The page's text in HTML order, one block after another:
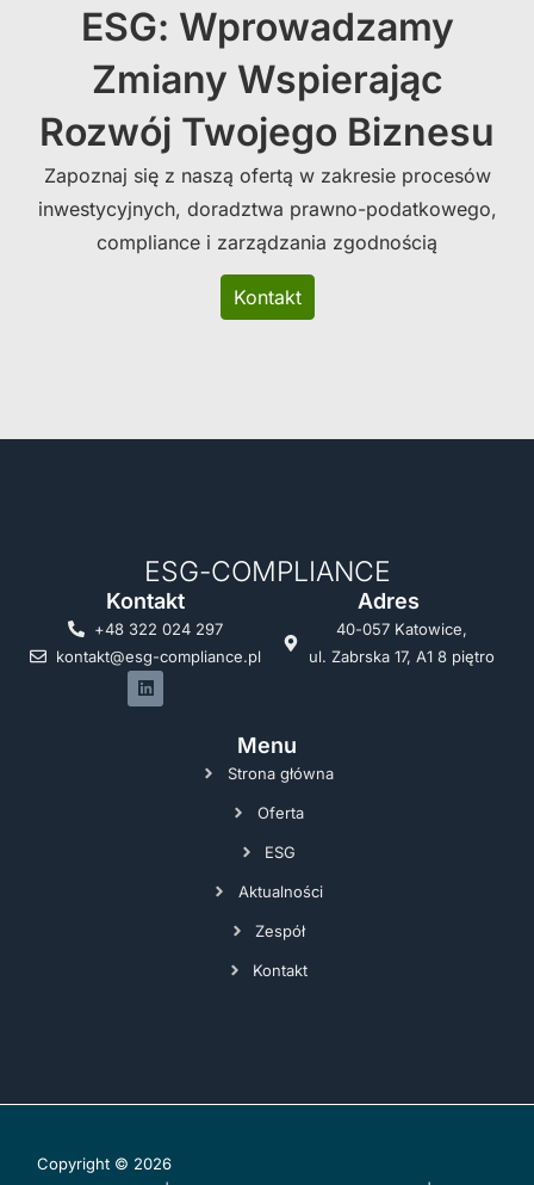
ESG: Wprowadzamy
Zmiany Wspierając
Rozwój Twojego Biznesu
Zapoznaj się z naszą ofertą w zakresie procesów
inwestycyjnych, doradztwa prawno-podatkowego,
compliance i zarządzania zgodnością
Kontakt
ESG-COMPLIANCE
Kontakt
+48 322 024 297
kontakt@esg-compliance.pl
Adres
40-057 Katowice,
ul. Zabrska 17, A1 8 piętro
Menu
Strona główna
Oferta
ESG
Aktualności
Zespół
Kontakt
Copyright © 2026